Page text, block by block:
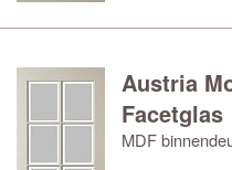
Austria
Facetglas
MDF